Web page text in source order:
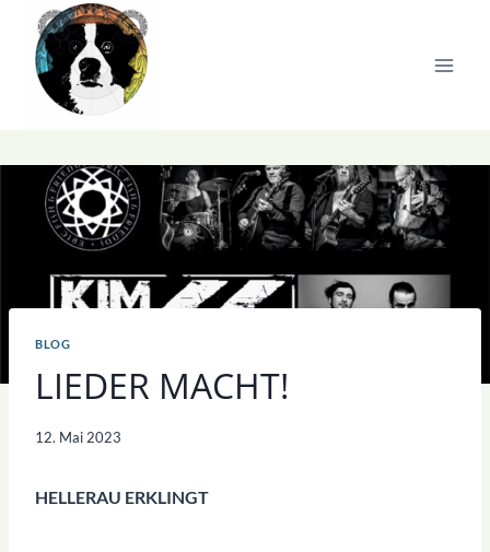
Inhalt
springen
BLOG
LIEDER MACHT!
12. Mai 2023
HELLERAU ERKLINGT